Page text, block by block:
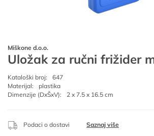
Miškone d.o.o.
Uložak za ručni frižider
Kataloški broj:
647
Materijal:
plastika
Dimenzije (DxŠxV):
2 x 7.5 x 16.5 cm
Podaci o dostavi Saznaj više